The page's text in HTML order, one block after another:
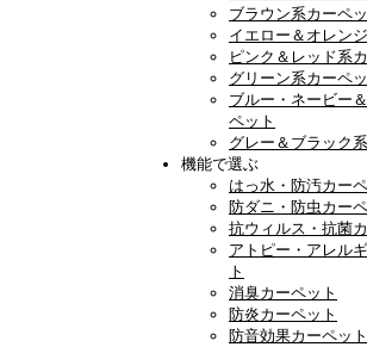
ブラウン系カーペ
イエロー＆オレン
ピンク＆レッド系
グリーン系カーペ
ブルー・ネービー
ペット
グレー＆ブラック
機能で選ぶ
はっ水・防汚カー
防ダニ・防虫カー
抗ウィルス・抗菌
アトピー・アレル
ト
消臭カーペット
防炎カーペット
防音効果カーペット